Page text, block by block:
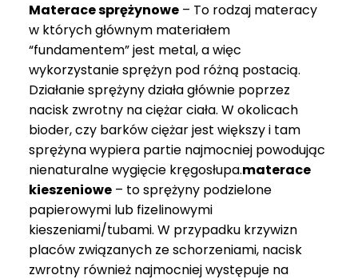
749 zł
Materace sprężynowe – To rodzaj materacy
w których głównym materiałem
“fundamentem” jest metal, a więc
wykorzystanie sprężyn pod różną postacią.
Działanie sprężyny działa głównie poprzez
nacisk zwrotny na ciężar ciała. W okolicach
bioder, czy barków ciężar jest większy i tam
sprężyna wypiera partie najmocniej powodując
nienaturalne wygięcie kręgosłupa.materace
kieszeniowe – to sprężyny podzielone
papierowymi lub fizelinowymi
kieszeniami/tubami. W przypadku krzywizn
placów związanych ze schorzeniami, nacisk
zwrotny również najmocniej występuje na